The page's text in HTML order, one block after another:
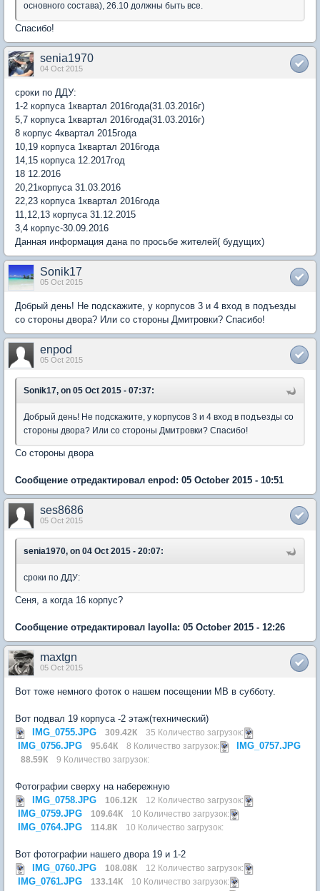
основного состава), 26.10 должны быть все.
Спасибо!
senia1970
04 Oct 2015
сроки по ДДУ:
1-2 корпуса 1квартал 2016года(31.03.2016г)
5,7 корпуса 1квартал 2016года(31.03.2016г)
8 корпус 4квартал 2015года
10,19 корпуса 1квартал 2016года
14,15 корпуса 12.2017год
18 12.2016
20,21корпуса 31.03.2016
22,23 корпуса 1квартал 2016года
11,12,13 корпуса 31.12.2015
3,4 корпус-30.09.2016
Данная информация дана по просьбе жителей( будущих)
Sonik17
05 Oct 2015
Добрый день! Не подскажите, у корпусов 3 и 4 вход в подъезды
со стороны двора? Или со стороны Дмитровки? Спасибо!
enpod
05 Oct 2015
Sonik17, on 05 Oct 2015 - 07:37:
Добрый день! Не подскажите, у корпусов 3 и 4 вход в подъезды со
стороны двора? Или со стороны Дмитровки? Спасибо!
Со стороны двора
Сообщение отредактировал enpod: 05 October 2015 - 10:51
ses8686
05 Oct 2015
senia1970, on 04 Oct 2015 - 20:07:
сроки по ДДУ:
Сеня, а когда 16 корпус?
Сообщение отредактировал layolla: 05 October 2015 - 12:26
maxtgn
05 Oct 2015
Вот тоже немного фоток о нашем посещении МВ в субботу.
Вот подвал 19 корпуса -2 этаж(технический)
IMG_0755.JPG
309.42К 35 Количество загрузок:
IMG_0756.JPG 95.64К 8 Количество загрузок: IMG_0757.JPG
88.59К 9 Количество загрузок:
Фотографии сверху на набережную
IMG_0758.JPG
106.12К 12 Количество загрузок:
IMG_0759.JPG 109.64К 10 Количество загрузок:
IMG_0764.JPG 114.8К 10 Количество загрузок:
Вот фотографии нашего двора 19 и 1-2
IMG_0760.JPG
108.08К 12 Количество загрузок:
IMG_0761.JPG 133.14К 10 Количество загрузок: